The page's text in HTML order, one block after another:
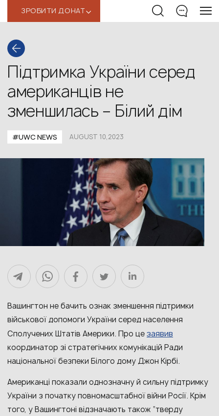
ЗРОБИТИ ДОНАТ‹
Підтримка України серед
американців не
зменшилась – Білий дім
#UWС NEWS AUGUST 10,2023
Вашингтон не бачить ознак зменшення підтримки
військової допомоги України серед населення
Сполучених Штатів Америки. Про цезаявив
координатор зі стратегічних комунікацій Ради
національної безпеки Білого дому Джон Кірбі.
Американці показали однозначну й сильну підтримку
України з початку повномасштабної війни Росії. Крім
того, у Вашингтоні відзначають також “тверду